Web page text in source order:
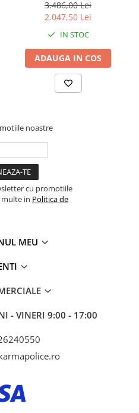
3.486,00 Lei
2.047,50 Lei
IN STOC
ADAUGA IN COS
noastre
cu promotiile
in Politica de
MEU
- VINERI 9:00 - 17:00